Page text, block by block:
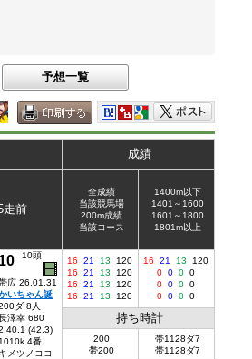
予想一覧
成績
走前
全成績
当該競馬場
200m成績
当該コース
1400m以下
1401～1600
1601～1800
1801m以上
10 10頭
広 26.01.31
いちゃん誕
ダ 8人
澤幸 680
(42.3)
1010k 4番
キメツノココ
16 21 13
120
16
21 13
120
16
21 13
120
16
21 13 120
16 21 13
120
0 0 0 0
0 0 0 0
0 0 0 0
持ち時計
200
帯200
帯1128ダ7
帯1128ダ7